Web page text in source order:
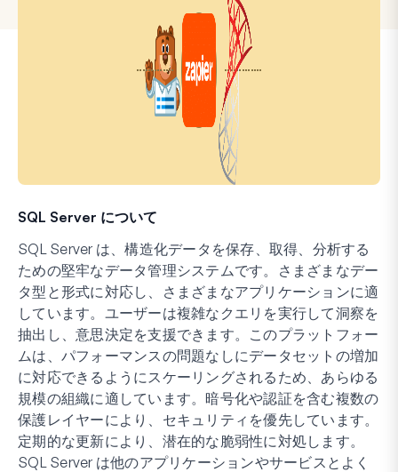
SQL Server について
SQL Server は、構造化データを保存、取得、分析する
ための堅牢なデータ管理システムです。さまざまなデー
タ型と形式に対応し、さまざまなアプリケーションに適
しています。ユーザーは複雑なクエリを実行して洞察を
抽出し、意思決定を支援できます。このプラットフォー
ムは、パフォーマンスの問題なしにデータセットの増加
に対応できるようにスケーリングされるため、あらゆる
規模の組織に適しています。暗号化や認証を含む複数の
保護レイヤーにより、セキュリティを優先しています。
定期的な更新により、潜在的な脆弱性に対処します。
SQL Server は他のアプリケーションやサービスとよく